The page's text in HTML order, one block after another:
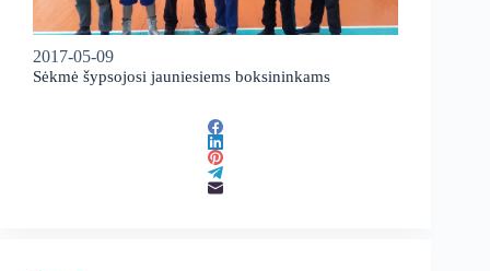
2017-05-09
Sėkmė šypsojosi jauniesiems boksininkams